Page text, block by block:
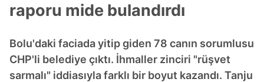
raporu mide bulandırdı
Bolu'daki faciada yitip giden 78 canın sorumlusu
CHP'li belediye çıktı. İhmaller zinciri "rüşvet
sarmalı" iddiasıyla farklı bir boyut kazandı. Tanju